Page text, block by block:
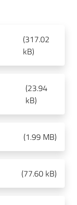
(317.02
kB)
(23.94
kB)
(1.99 MB)
(77.60 kB)